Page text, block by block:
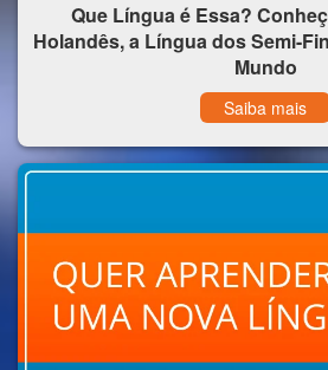
Que Língua é Essa?
Holandês, a Língua dos Semi-
Mundo
Saiba mais